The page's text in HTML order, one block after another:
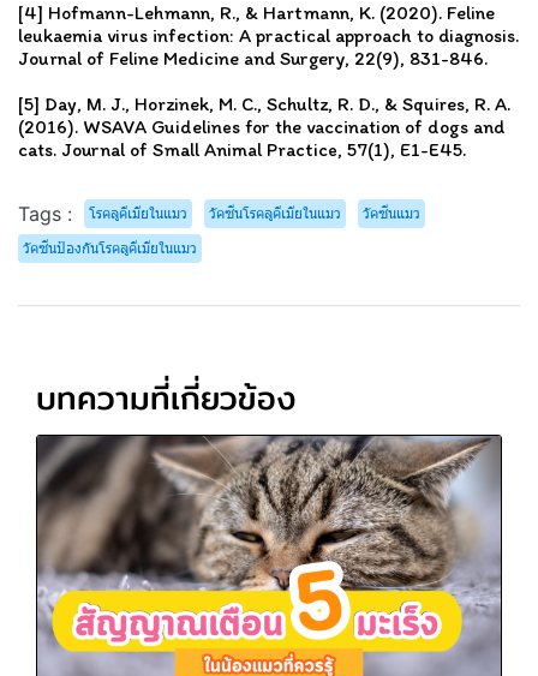
[4] Hofmann-Lehmann, R., & Hartmann, K. (2020). Feline
leukaemia virus infection: A practical approach to diagnosis.
Journal of Feline Medicine and Surgery, 22(9), 831-846.
[5] Day, M. J., Horzinek, M. C., Schultz, R. D., & Squires, R. A.
(2016). WSAVA Guidelines for the vaccination of dogs and
cats. Journal of Small Animal Practice, 57(1), E1-E45.
Tags : โรคลูคีเมียในแมว วัคซีนโรคลูคีเมียในแมว
วัคซีนแมว
วัคซีนป้องกันโรคลูคีเมียในแมว
บทความที่เกี่ยวข้อง